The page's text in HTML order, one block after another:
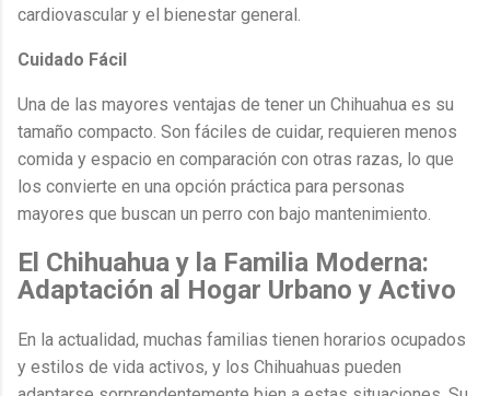
cardiovascular y el bienestar general.
Cuidado Fácil
Una de las mayores ventajas de tener un Chihuahua es su
tamaño compacto. Son fáciles de cuidar, requieren menos
comida y espacio en comparación con otras razas, lo que
los convierte en una opción práctica para personas
mayores que buscan un perro con bajo mantenimiento.
El Chihuahua y la Familia Moderna:
Adaptación al Hogar Urbano y Activo
En la actualidad, muchas familias tienen horarios ocupados
y estilos de vida activos, y los Chihuahuas pueden